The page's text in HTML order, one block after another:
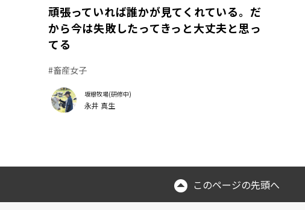
頑張っていれば誰かが見てくれている。だ
から今は失敗したってきっと大丈夫と思っ
てる
#畜産女子
坂根牧場(研修中)
永井 真生
このページの先頭へ